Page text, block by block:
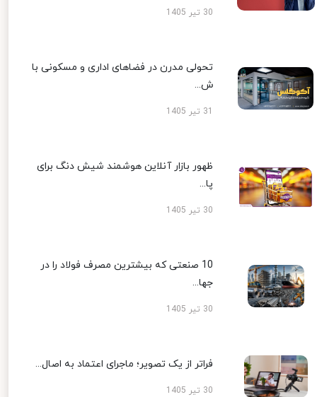
30 تیر 1405
تحولی مدرن در فضاهای اداری و مسکونی با
ش...
ظهور بازار آنلاین هوشمند شیش دنگ برای
پا...
30 تیر 1405
10 صنعتی که بیشترین مصرف فولاد را در
جها...
30 تیر 1405
فراتر از یک تصویر؛ ماجرای اعتماد به اصال...
30 تیر 1405